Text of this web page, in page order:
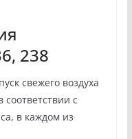
238
свежего воздуха
с
в каждом из